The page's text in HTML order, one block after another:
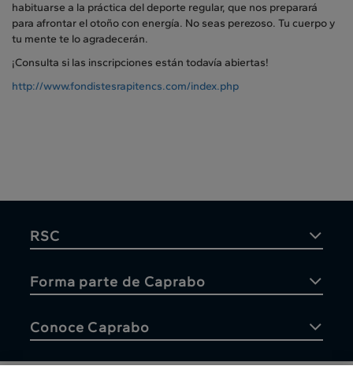
habituarse a la práctica del deporte regular, que nos preparará
para afrontar el otoño con energía. No seas perezoso. Tu cuerpo y
tu mente te lo agradecerán.
¡Consulta si las inscripciones están todavía abiertas!
http://www.fondistesrapitencs.com/index.php
RSC
Forma parte de Caprabo
Conoce Caprabo